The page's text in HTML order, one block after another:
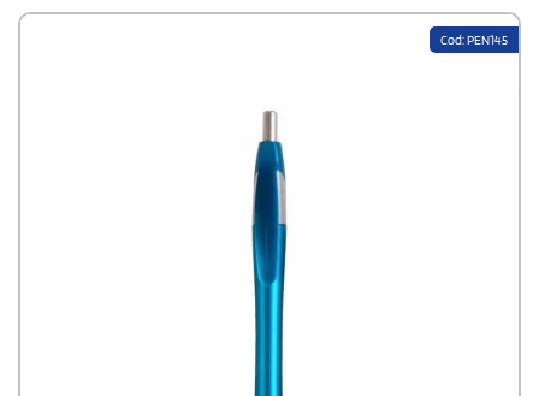
Cod: PEN145